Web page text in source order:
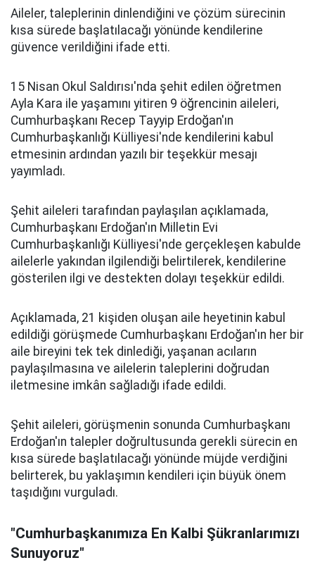
Aileler, taleplerinin dinlendiğini ve çözüm sürecinin
kısa sürede başlatılacağı yönünde kendilerine
güvence verildiğini ifade etti.
15 Nisan Okul Saldırısı'nda şehit edilen öğretmen
Ayla Kara ile yaşamını yitiren 9 öğrencinin aileleri,
Cumhurbaşkanı Recep Tayyip Erdoğan'ın
Cumhurbaşkanlığı Külliyesi'nde kendilerini kabul
etmesinin ardından yazılı bir teşekkür mesajı
yayımladı.
Şehit aileleri tarafından paylaşılan açıklamada,
Cumhurbaşkanı Erdoğan'ın Milletin Evi
Cumhurbaşkanlığı Külliyesi'nde gerçekleşen kabulde
ailelerle yakından ilgilendiği belirtilerek, kendilerine
gösterilen ilgi ve destekten dolayı teşekkür edildi.
Açıklamada, 21 kişiden oluşan aile heyetinin kabul
edildiği görüşmede Cumhurbaşkanı Erdoğan'ın her bir
aile bireyini tek tek dinlediği, yaşanan acıların
paylaşılmasına ve ailelerin taleplerini doğrudan
iletmesine imkân sağladığı ifade edildi.
Şehit aileleri, görüşmenin sonunda Cumhurbaşkanı
Erdoğan'ın talepler doğrultusunda gerekli sürecin en
kısa sürede başlatılacağı yönünde müjde verdiğini
belirterek, bu yaklaşımın kendileri için büyük önem
taşıdığını vurguladı.
"Cumhurbaşkanımıza En Kalbi Şükranlarımızı
Sunuyoruz"